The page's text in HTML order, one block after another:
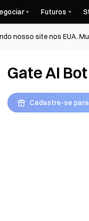
Futuros
nosso site nos EUA.
Gate AI Bot
Cadastre-se para